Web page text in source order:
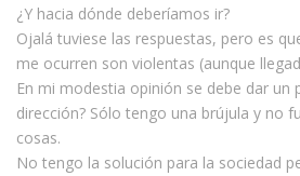
¿Y hacia dónde deberíamos ir?
Ojalá tuviese las respuestas, pero es
me ocurren son violentas (aunque
En mi modestia opinión se debe dar un
dirección? Sólo tengo una brújula y no
cosas.
No tengo la solución para la sociedad